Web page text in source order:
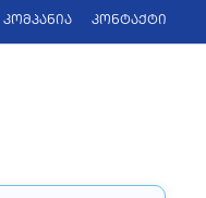
კომპანია კონტაქტი